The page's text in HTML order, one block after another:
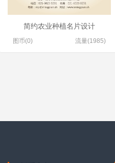
简约农业种植名片设计
图币(0) 流量(1985)